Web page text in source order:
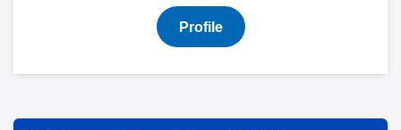
Profile